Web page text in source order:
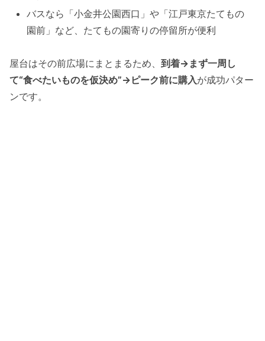
バスなら「小金井公園西口」や「江戸東京たてもの
園前」など、たてもの園寄りの停留所が便利
屋台はその前広場にまとまるため、 到着→まず一周し
て“食べたいものを仮決め”→ピーク前に購入が成功パター
ンです。